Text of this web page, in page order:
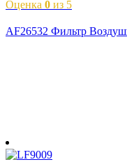
Оценка 0 из 5
AF26532 Фильтр